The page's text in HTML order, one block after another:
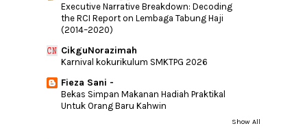
►July (9)
►May (9)
(13)
►March(15)
February
Executive Narrative Breakdown: Decoding
the RCI Report on Lembaga Tabung Haji
(2014–2020)
CikguNorazimah
Karnival kokurikulum SMKTPG 2026
Fieza Sani -
Bekas Simpan Makanan Hadiah Praktikal
Untuk Orang Baru Kahwin
Show All